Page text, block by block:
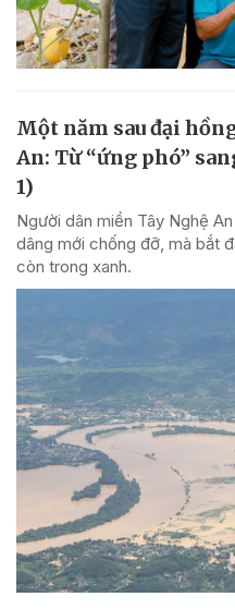
Một năm sau đại
An: Từ “ứng phó”
1)
Người dân miền Tây Nghệ
dâng mới chống đỡ, mà bắt
còn trong xanh.